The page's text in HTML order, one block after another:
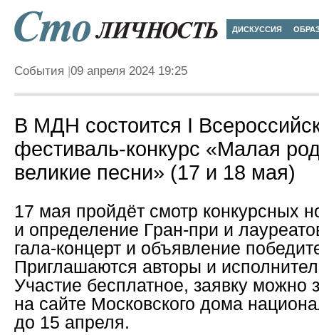
ДИСКУССИЯ
События 09 апреля 2024 19:25
В МДН состоится I
фестиваль-конкурс «Малая
великие песни» (17 и 18 мая)
17 мая пройдёт смотр конкурсных
и определение Гран-при и
гала-концерт и объявление
Приглашаются авторы и
Участие бесплатное, заявку можно
на сайте Московского дома
до 15 апреля.